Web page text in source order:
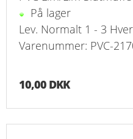
På lager
Lev. Normalt 1 - 3
Varenummer: PVC-
10,00 DKK